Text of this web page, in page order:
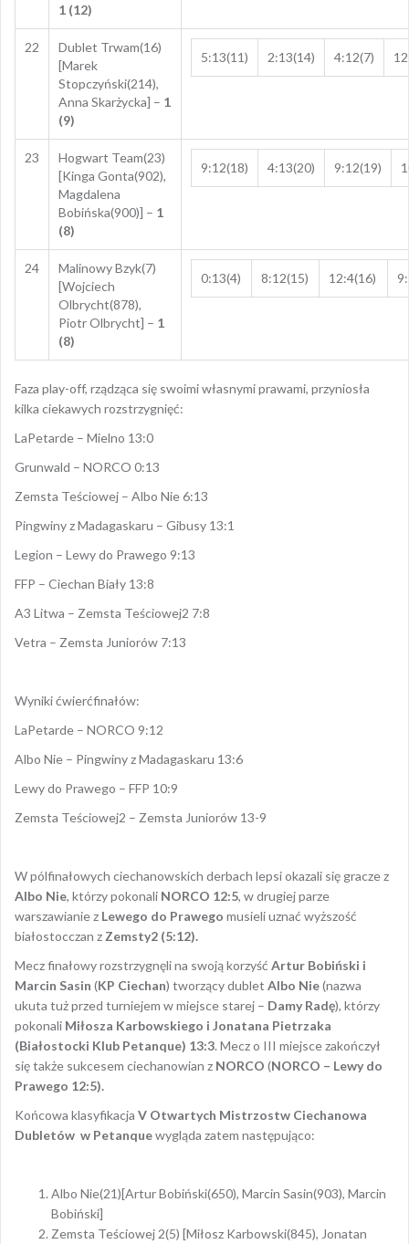
1 (12)
22
Dublet Trwam(16)
[Marek
Stopczyński(214),
Anna Skarżycka] – 1
(9)
5:13(11) 2:13(14) 4:12(7)
23
Hogwart Team(23)
[Kinga Gonta(902),
Magdalena
Bobińska(900)] – 1
(8)
9:12(18) 4:13(20) 9:12(19)
24
Malinowy Bzyk(7)
[Wojciech
Olbrycht(878),
Piotr Olbrycht] – 1
(8)
0:13(4) 8:12(15) 12:4(16)
Faza play-off, rządząca się swoimi własnymi prawami, przyniosła
kilka ciekawych rozstrzygnięć:
LaPetarde – Mielno 13:0
Grunwald – NORCO 0:13
Zemsta Teściowej – Albo Nie 6:13
Pingwiny z Madagaskaru – Gibusy 13:1
Legion – Lewy do Prawego 9:13
FFP – Ciechan Biały 13:8
A3 Litwa – Zemsta Teściowej2 7:8
Vetra – Zemsta Juniorów 7:13
Wyniki ćwierćfinałów:
LaPetarde – NORCO 9:12
Albo Nie – Pingwiny z Madagaskaru 13:6
Lewy do Prawego – FFP 10:9
Zemsta Teściowej2 – Zemsta Juniorów 13-9
W pólfinałowych ciechanowskich derbach lepsi okazali się gracze z
Albo Nie, którzy pokonali NORCO 12:5, w drugiej parze
warszawianie z Lewego do Prawego musieli uznać wyższość
białostocczan z Zemsty2 (5:12).
Mecz finałowy rozstrzygnęli na swoją korzyść Artur Bobiński i
Marcin Sasin (KP Ciechan) tworzący dublet Albo Nie(nazwa
ukuta tuż przed turniejem w miejsce starej – Damy Radę), którzy
pokonali Miłosza Karbowskiego i Jonatana Pietrzaka
(Białostocki Klub Petanque) 13:3. Mecz o III miejsce zakończył
się także sukcesem ciechanowian z NORCO (NORCO – Lewy do
Prawego 12:5).
Końcowa klasyfikacja V Otwartych Mistrzostw Ciechanowa
Dubletów w Petanquewygląda zatem następująco:
Albo Nie(21)[Artur Bobiński(650), Marcin Sasin(903), Marcin
Bobiński]
Zemsta Teściowej 2(5) [Miłosz Karbowski(845), Jonatan